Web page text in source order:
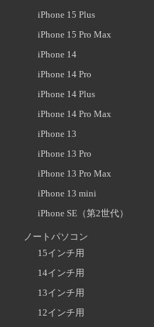
iPhone 15 Plus
iPhone 15 Pro Max
iPhone 14
iPhone 14 Pro
iPhone 14 Plus
iPhone 14 Pro Max
iPhone 13
iPhone 13 Pro
iPhone 13 Pro Max
iPhone 13 mini
iPhone SE（第2世代）
ノートパソコン
15インチ用
14インチ用
13インチ用
12インチ用